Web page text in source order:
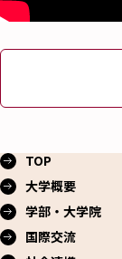
TOP
大学概要
学部・大学院
国際交流